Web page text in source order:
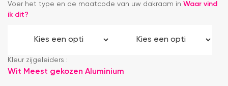
Voer het type en de maatcode van uw dakraam in Waar vind
ik dit?
Kleur zijgeleiders :
Wit Meest gekozen Aluminium